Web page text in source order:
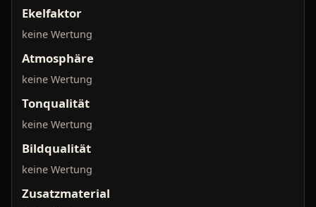
Ekelfaktor
keine Wertung
Atmosphäre
keine Wertung
Tonqualität
keine Wertung
Bildqualität
keine Wertung
Zusatzmaterial